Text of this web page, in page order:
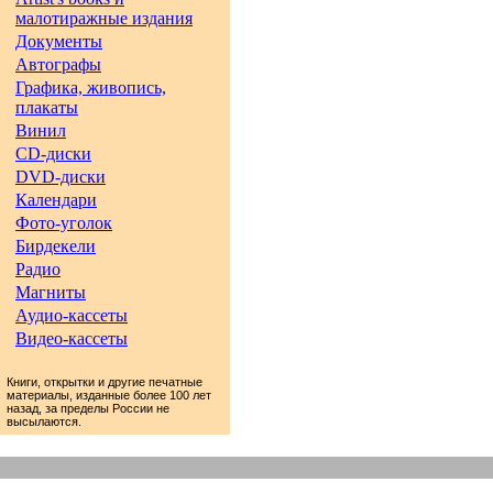
малотиражные издания
Документы
Автографы
Графика, живопись,
плакаты
Винил
CD-диски
DVD-диски
Календари
Фото-уголок
Бирдекели
Радио
Магниты
Аудио-кассеты
Видео-кассеты
Книги, открытки и другие печатные
материалы, изданные более 100 лет
назад, за пределы России не
высылаются.